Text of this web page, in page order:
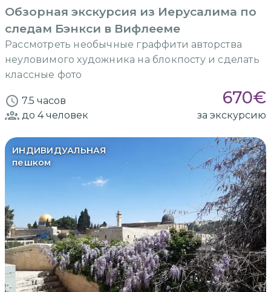
Обзорная экскурсия из Иерусалима по
следам Бэнкси в Вифлееме
Рассмотреть необычные граффити авторства
неуловимого художника на блокпосту и сделать
классные фото
7.5 часов 670€
до 4человек за экскурсию
ИНДИВИДУАЛЬНАЯ
пешком